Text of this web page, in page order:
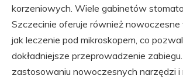
korzeniowych. Wiele gabinetów
Szczecinie oferuje również nowoczesne
jak leczenie pod mikroskopem, co
dokładniejsze przeprowadzenie
zastosowaniu nowoczesnych narzędzi i